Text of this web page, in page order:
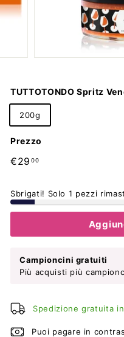
TUTTOTONDO Spritz
200g
Prezzo
Prezzo
€29 00€29,00
Sbrigati! Solo 1 pezzi
Campioncini gratuiti
Più acquisti più
Spedizione gratuita
Puoi pagare in